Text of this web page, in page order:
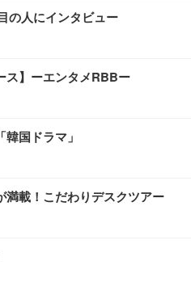
の人にインタビュー
ス】ーエンタメRBBー
国ドラマ」
満載！こだわりデスクツアー